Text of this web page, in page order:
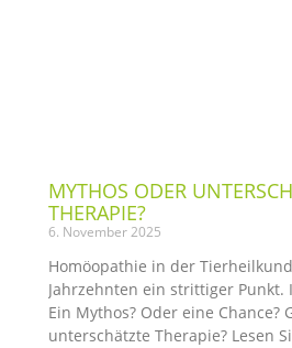
MYTHOS ODER
THERAPIE?
6. November 2025
Homöopathie in der
Jahrzehnten ein strittiger Punkt.
Ein Mythos? Oder eine Chance?
unterschätzte Therapie? Lesen